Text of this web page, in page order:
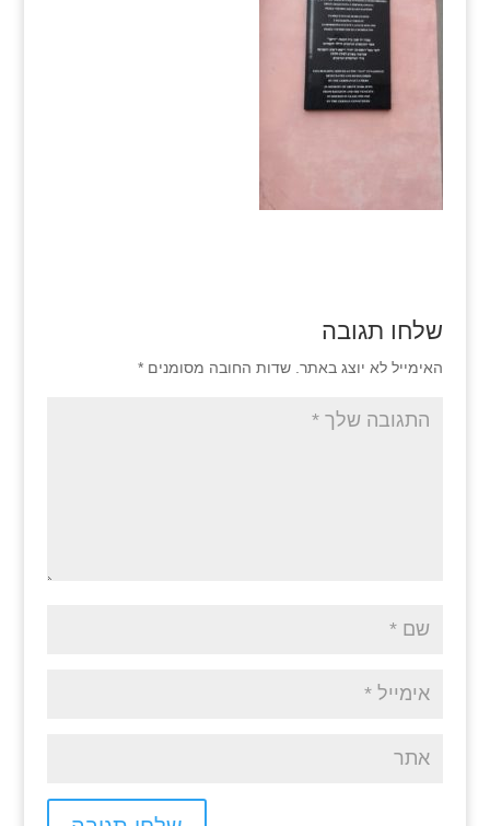
שלחו תגובה
האימייל לא יוצג באתר. שדות החובה מסומנים *